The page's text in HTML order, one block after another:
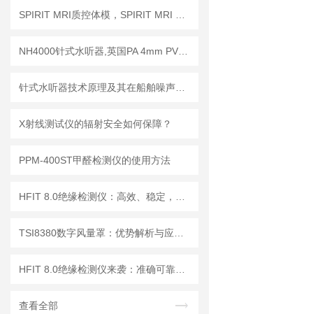
X射线测试仪的辐射安全如何保障？
PPM-400ST甲醛检测仪的使用方法
查看全部